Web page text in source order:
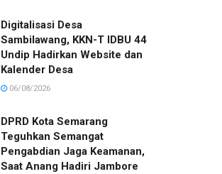
Digitalisasi Desa
Sambilawang, KKN-T IDBU 44
Undip Hadirkan Website dan
Kalender Desa
06/08/2026
DPRD Kota Semarang
Teguhkan Semangat
Pengabdian Jaga Keamanan,
Saat Anang Hadiri Jambore